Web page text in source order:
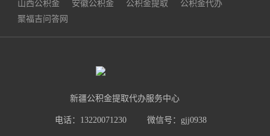
山西公积金
安徽公积金 公积金提取
公积金代办
聚福吉问答网
新疆公积金提取代办服务中心
电话：13220071230 微信号：gjj0938